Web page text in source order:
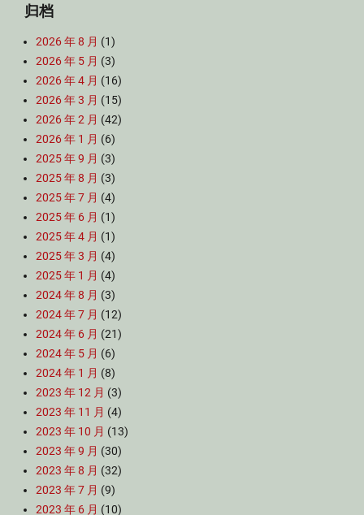
归档
2026 年 8 月 (1)
2026 年 5 月 (3)
2026 年 4 月 (16)
2026 年 3 月 (15)
2026 年 2 月 (42)
2026 年 1 月 (6)
2025 年 9 月 (3)
2025 年 8 月 (3)
2025 年 7 月 (4)
2025 年 6 月 (1)
2025 年 4 月 (1)
2025 年 3 月 (4)
2025 年 1 月 (4)
2024 年 8 月 (3)
2024 年 7 月 (12)
2024 年 6 月 (21)
2024 年 5 月 (6)
2024 年 1 月 (8)
2023 年 12 月 (3)
2023 年 11 月 (4)
2023 年 10 月 (13)
2023 年 9 月 (30)
2023 年 8 月 (32)
2023 年 7 月 (9)
2023 年 6 月 (10)